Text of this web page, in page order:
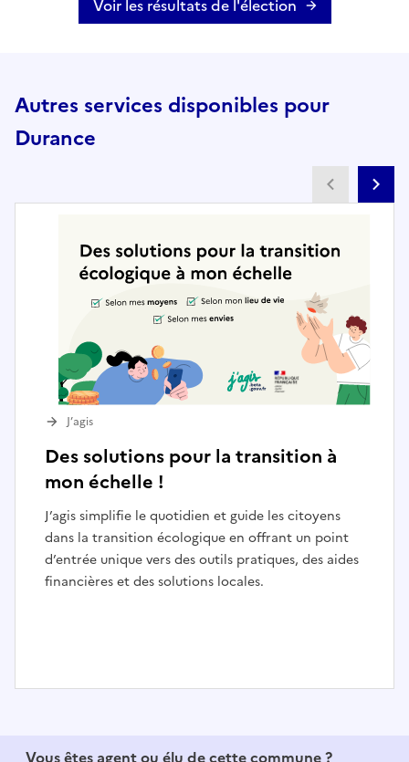
Voir les résultats de l'élection
Autres services disponibles pour
Durance
Des solutions pour la transition à
mon échelle !
J’agis simplifie le quotidien et guide les citoyens
dans la transition écologique en offrant un point
d’entrée unique vers des outils pratiques, des aides
financières et des solutions locales.
J’agis